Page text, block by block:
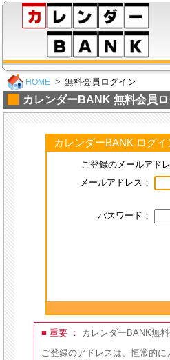
HOME 無料会員ログイン
カレンダーBANK 無料会員
カレンダーBANK ログイ
ご登録のメールアド
メールアドレス：
パスワード：
■ 重要 ：
カレンダーBANK無
ご登録のアドレスは、恒常的